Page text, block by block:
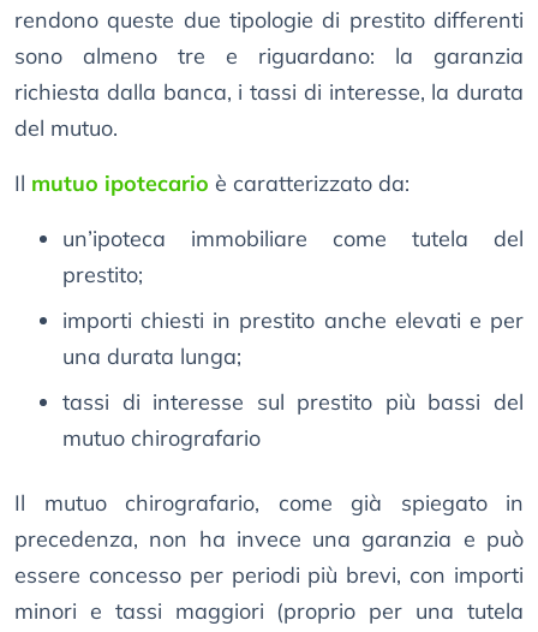
rendono queste due tipologie di prestito differenti
sono almeno tre e riguardano: la garanzia
richiesta dalla banca, i tassi di interesse, la durata
del mutuo.
Il mutuo ipotecario è caratterizzato da:
un’ipoteca immobiliare come tutela del
prestito;
importi chiesti in prestito anche elevati e per
una durata lunga;
tassi di interesse sul prestito più bassi del
mutuo chirografario
Il mutuo chirografario, come già spiegato in
precedenza, non ha invece una garanzia e può
essere concesso per periodi più brevi, con importi
minori e tassi maggiori (proprio per una tutela